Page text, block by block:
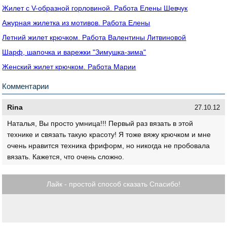
Жилет с V-образной горловиной. Работа Елены Шевчук
Ажурная жилетка из мотивов. Работа Елены
Летний жилет крючком. Работа Валентины Литвиновой
Шарф, шапочка и варежки "Зимушка-зима"
Женский жилет крючком. Работа Марии
Комментарии
Rina 27.10.12
Наталья, Вы просто умница!!! Первый раз вязать в этой
технике и связать такую красоту! Я тоже вяжу крючком и мне
очень нравится техника фриформ, но никогда не пробовала
вязать. Кажется, что очень сложно.
Лайк - простой способ сказать Спасибо!